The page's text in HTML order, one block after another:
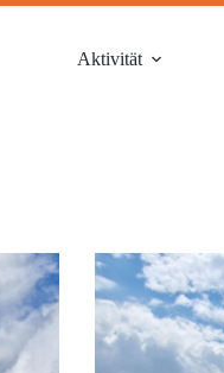
Aktivität